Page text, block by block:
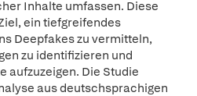
Inhalte umfassen. Diese
ein tiefgreifendes
Deepfakes zu vermitteln,
zu identifizieren und
aufzuzeigen. Die Studie
aus deutschsprachigen